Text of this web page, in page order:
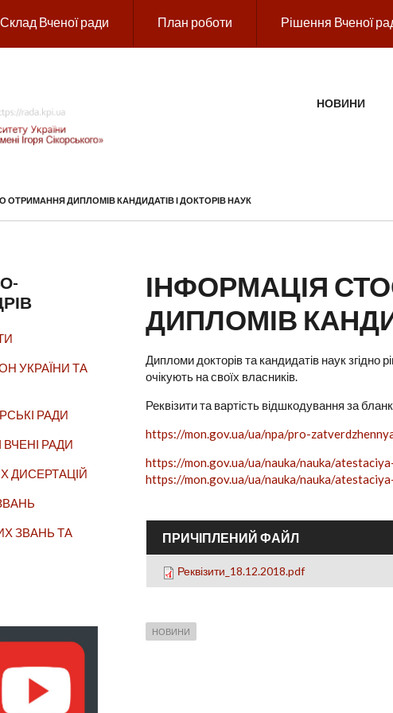
Склад Вченої ради План роботи Рішення Вченої
ГОЛОВНЕ МЕНЮНОВИНИ
ОТРИМАННЯ ДИПЛОМІВ КАНДИДАТІВ І ДОКТОРІВ НАУК
УКРАЇНИ ТА
РАДИ
ВЧЕНІ РАДИ
ДИСЕРТАЦІЙ
ЗВАНЬ ТА
ІНФОРМАЦІЯ
ДИПЛОМІВ
Дипломи докторів та кандидатів наук згідно
очікують на своїх власників.
Реквізити та вартість відшкодування за
https://mon.gov.ua/ua/npa/pro-
https://mon.gov.ua/ua/nauka/nauka/
https://mon.gov.ua/ua/nauka/nauka/
ПРИЧІПЛЕНИЙ ФАЙЛ
Реквізити_18.12.2018.pdf
НОВИНИ